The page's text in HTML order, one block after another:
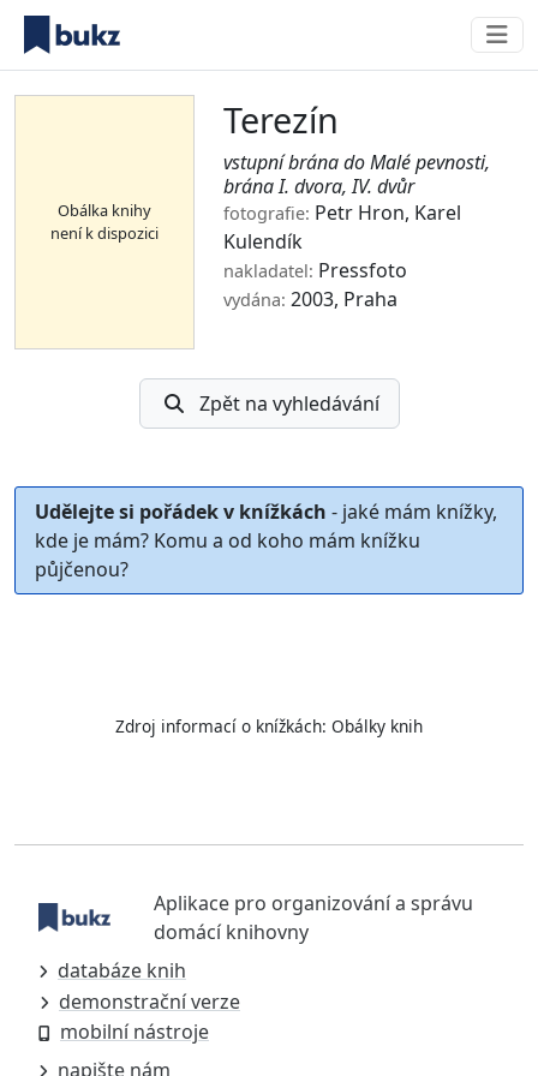
Obálka knihy
není k dispozici
Terezín
vstupní brána do Malé pevnosti,
brána I. dvora, IV. dvůr
fotografie: Petr Hron, Karel
Kulendík
nakladatel: Pressfoto
vydána: 2003, Praha
Zpět na vyhledávání
Udělejte si pořádek v knížkách - jaké mám knížky,
kde je mám? Komu a od koho mám knížku
půjčenou?
Zdroj informací o knížkách: Obálky knih
Aplikace pro organizování a správu
domácí knihovny
databáze knih
demonstrační verze
mobilní nástroje
napište nám